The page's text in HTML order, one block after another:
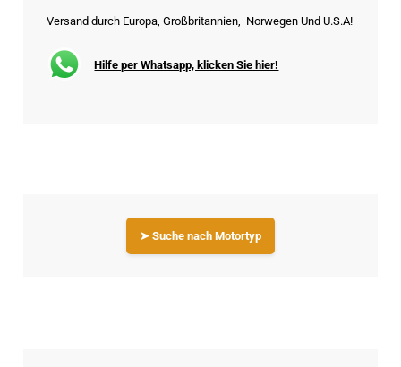
Versand durch Europa, Großbritannien, Norwegen Und U.S.A!
Hilfe per Whatsapp, klicken Sie hier!
➤ Suche nach Motortyp